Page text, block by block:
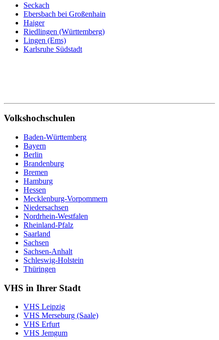
Seckach
Ebersbach bei Großenhain
Haiger
Riedlingen (Württemberg)
Lingen (Ems)
Karlsruhe Südstadt
Volkshochschulen
Baden-Württemberg
Bayern
Berlin
Brandenburg
Bremen
Hamburg
Hessen
Mecklenburg-Vorpommern
Niedersachsen
Nordrhein-Westfalen
Rheinland-Pfalz
Saarland
Sachsen
Sachsen-Anhalt
Schleswig-Holstein
Thüringen
VHS in Ihrer Stadt
VHS Leipzig
VHS Merseburg (Saale)
VHS Erfurt
VHS Jemgum